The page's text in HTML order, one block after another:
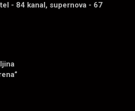
- 84 kanal, supernova - 67